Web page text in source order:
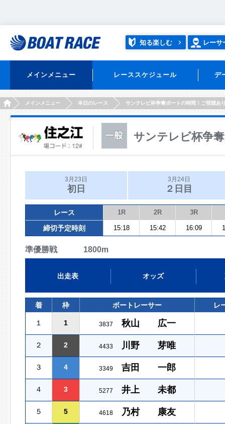
知る楽しむ レーサ
メインメニュー レーススケジュール デ
HOMEメインメニュー 本日のレース サンテレビ杯争奪ボートの時間！ご視聴あ
サンテレビ杯争
3月23日
初日
3月24日
２日目
レース 1R 2R 3R
締切予定時刻 15:18 15:42 16:09
準優勝戦 1800m
出走表 オッズ
着 枠 ボートレーサー レ
１ 1 3837 秋山 広一
２ 2 4433 川野 芽唯
３ 4 3349 吉田 一郎
４ 3 5277 井上 未都
５ 5 4618 乃村 康友